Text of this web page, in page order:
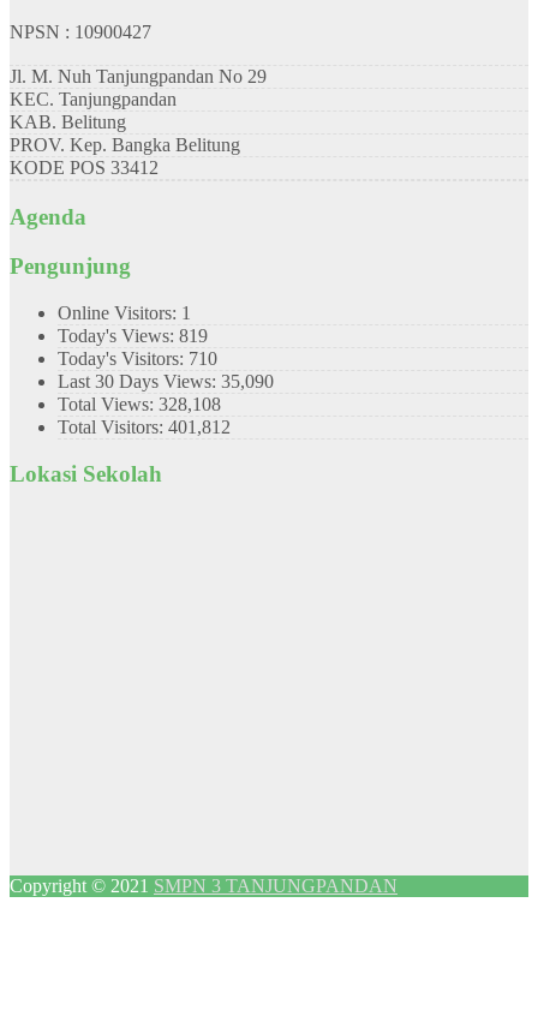
NPSN : 10900427
Jl. M. Nuh Tanjungpandan No 29
KEC. Tanjungpandan
KAB. Belitung
PROV. Kep. Bangka Belitung
KODE POS 33412
Agenda
Pengunjung
Online Visitors: 1
Today's Views: 819
Today's Visitors: 710
Last 30 Days Views: 35,090
Total Views: 328,108
Total Visitors: 401,812
Lokasi Sekolah
Copyright © 2021 SMPN 3 TANJUNGPANDAN